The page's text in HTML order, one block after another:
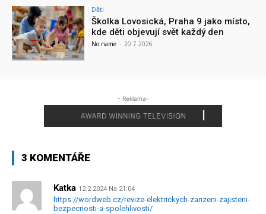
Děti
Školka Lovosická, Praha 9 jako místo,
kde děti objevují svět každý den
No name - 20.7.2026
- Reklama-
3 KOMENTÁŘE
Katka 12.2.2024 Na 21:04
https://wordweb.cz/revize-elektrickych-zarizeni-zajisteni-
bezpecnosti-a-spolehlivosti/